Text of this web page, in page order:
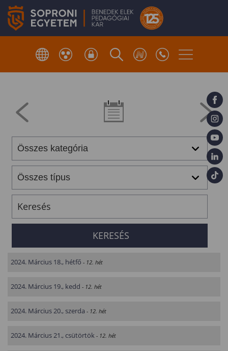
2024. Március 18., hétfő - 12. hét
2024. Március 19., kedd - 12. hét
2024. Március 20., szerda - 12. hét
2024. Március 21., csütörtök - 12. hét